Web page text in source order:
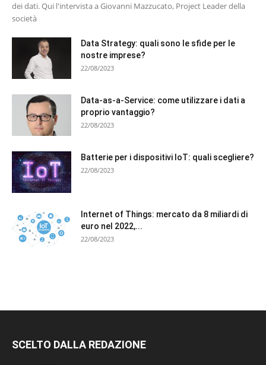
dei dati. Qui l'intervista a Giovanni Mazzucato, Project Leader della
società
Data Strategy: quali sono le sfide per le
nostre imprese?
22/08/2023
Data-as-a-Service: come utilizzare i dati a
proprio vantaggio?
22/08/2023
Batterie per i dispositivi IoT: quali scegliere?
22/08/2023
Internet of Things: mercato da 8 miliardi di
euro nel 2022,...
22/08/2023
SCELTO DALLA REDAZIONE